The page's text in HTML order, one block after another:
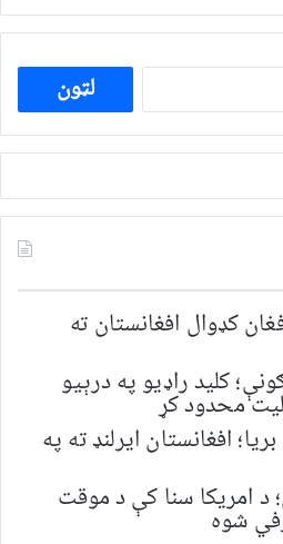
ددی
لپاره
لټون:
لارو ۲۲۲۱ افغان کډوال افغانستان ته
کلید راډیو په درېیو
محدود کړ
افغانستان ایرلنډ ته په
د امریکا سنا کې د موقت
شوه